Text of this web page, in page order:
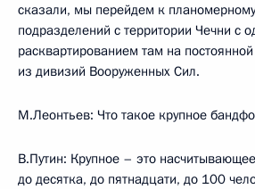
сказали, мы перейдем к
подразделений с территории Чечни с
расквартированием там на
из дивизий Вооруженных Сил.
М.Леонтьев: Что такое крупное
В.Путин: Крупное – это
до десятка, до пятнадцати, до 100